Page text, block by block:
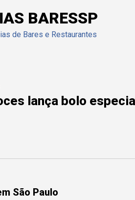
BARESSP
de Bares e Restaurantes
lança bolo
São Paulo